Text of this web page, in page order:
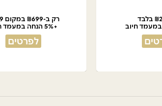
רק ב-₪699 במקום ₪989
+5% הנחה במעמד חיוב
לפרטים